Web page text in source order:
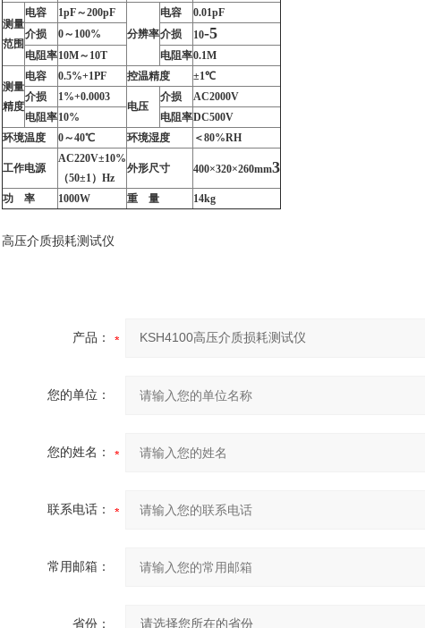
测量
范围
电容
1pF～200pF
分辨率
电容
0.01pF
介损
0～100% 介损 10-5
电阻率10M～10T 电阻率0.1M
测量
精度
电容 0.5%+1PF 控温精度
±1℃
介损
1%+0.0003
电压
介损
AC2000V
电阻率10% 电阻率DC500V
环境温度
0～40℃ 环境湿度 ＜80%RH
工作电源
AC220V±10%
（50±1）Hz
外形尺寸 400×320×260mm3
功 率 1000W 重 量 14kg
高压介质损耗测试仪
产品：
您的单位：
您的姓名：
联系电话：
常用邮箱：
省份：